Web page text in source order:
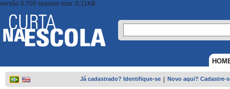
versão 0.700 session size: 0,11KB
Já cadastrado? Identifique-se Novo aqui? Cadastre-